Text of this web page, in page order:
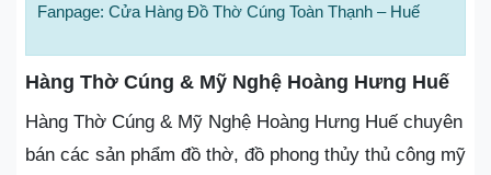
Fanpage: Cửa Hàng Đồ Thờ Cúng Toàn Thạnh – Huế
Hàng Thờ Cúng & Mỹ Nghệ Hoàng Hưng Huế
Hàng Thờ Cúng & Mỹ Nghệ Hoàng Hưng Huế chuyên
bán các sản phẩm đồ thờ, đồ phong thủy thủ công mỹ